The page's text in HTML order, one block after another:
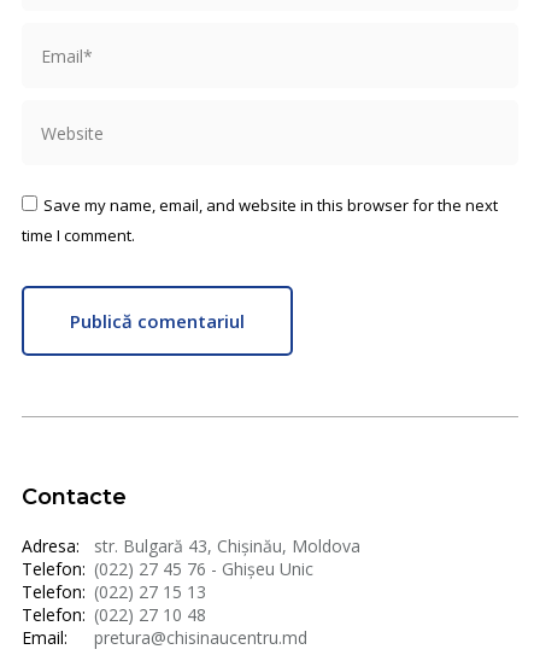
Save my name, email, and website in this browser for the next
time I comment.
Publică comentariul
Contacte
Adresa:
str. Bulgară 43, Chișinău, Moldova
Telefon: (022) 27 45 76 - Ghișeu Unic
Telefon: (022) 27 15 13
Telefon: (022) 27 10 48
Email:
pretura@chisinaucentru.md